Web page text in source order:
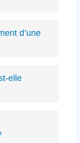
charge
d’une
un devis
elle